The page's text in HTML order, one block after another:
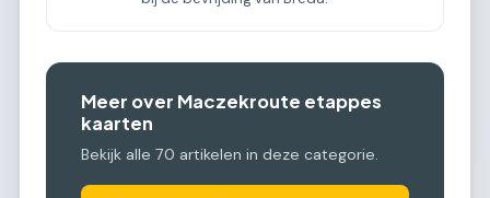
Meer over Maczekroute etappes
kaarten
Bekijk alle 70 artikelen in deze categorie.